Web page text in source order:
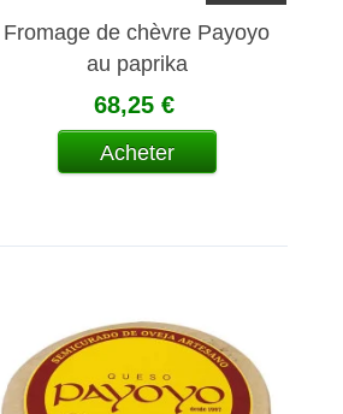
Fromage de chèvre Payoyo
au paprika
68,25 €
Acheter